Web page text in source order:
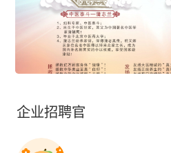
企业招聘官